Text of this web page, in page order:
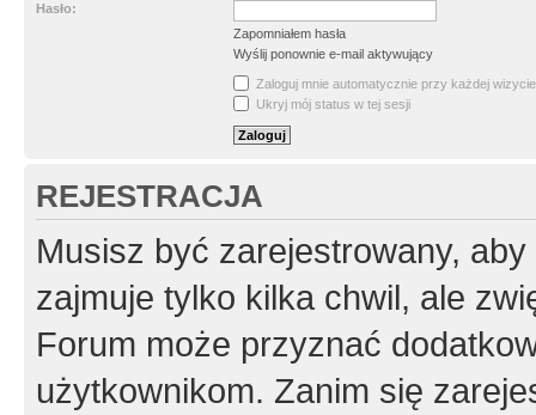
Hasło:
Zapomniałem hasła
Wyślij ponownie e-mail aktywujący
Zaloguj mnie automatycznie przy każdej wizycie
Ukryj mój status w tej sesji
REJESTRACJA
Musisz być zarejestrowany,
zajmuje tylko kilka chwil, ale
Forum może przyznać
użytkownikom. Zanim się